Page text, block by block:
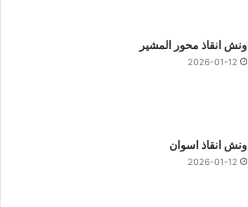
ونش انقاذ محور المشير
2026-01-12
ونش انقاذ اسوان
2026-01-12